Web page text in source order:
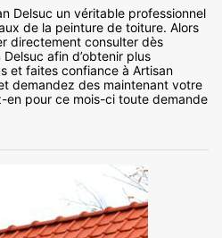
Delsuc un véritable professionnel
de la peinture de toiture. Alors
directement consulter dès
afin d’obtenir plus
et faites confiance à Artisan
demandez des maintenant votre
pour ce mois-ci toute demande